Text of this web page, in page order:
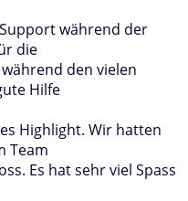
während der
die
den vielen
Hilfe
Highlight. Wir hatten
Team
Es hat sehr viel Spass